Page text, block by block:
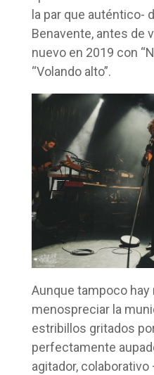
la par que auténtico-
Benavente, antes de
nuevo en 2019 con
“Volando alto”.
Aunque tampoco hay
menospreciar la
estribillos gritados
perfectamente
agitador,